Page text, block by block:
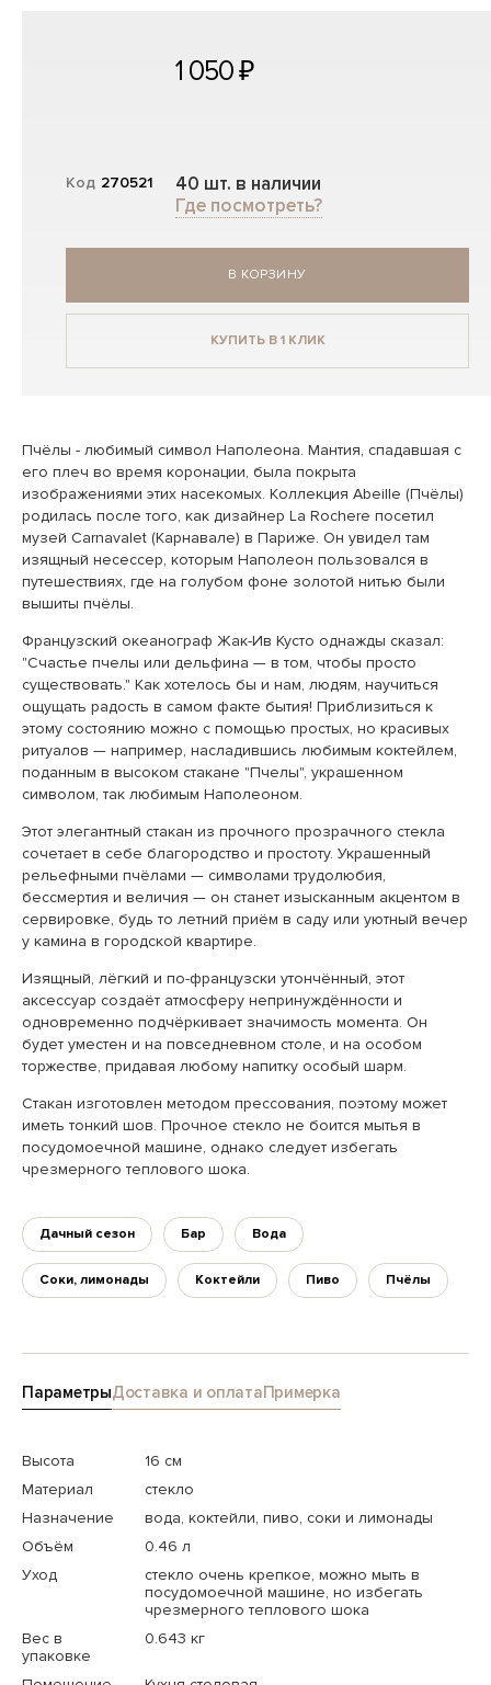
Код 270521
1 050 ₽
40 шт. в наличии
Где посмотреть?
В КОРЗИНУ
КУПИТЬ В 1 КЛИК
Пчёлы - любимый символ Наполеона. Мантия, спадавшая с
его плеч во время коронации, была покрыта
изображениями этих насекомых. Коллекция Abeille (Пчёлы)
родилась после того, как дизайнер La Rochere посетил
музей Carnavalet (Карнавале) в Париже. Он увидел там
изящный несессер, которым Наполеон пользовался в
путешествиях, где на голубом фоне золотой нитью были
вышиты пчёлы.
Французский океанограф Жак-Ив Кусто однажды сказал:
"Счастье пчелы или дельфина — в том, чтобы просто
существовать." Как хотелось бы и нам, людям, научиться
ощущать радость в самом факте бытия! Приблизиться к
этому состоянию можно с помощью простых, но красивых
ритуалов — например, насладившись любимым коктейлем,
поданным в высоком стакане "Пчелы", украшенном
символом, так любимым Наполеоном.
Этот элегантный стакан из прочного прозрачного стекла
сочетает в себе благородство и простоту. Украшенный
рельефными пчёлами — символами трудолюбия,
бессмертия и величия — он станет изысканным акцентом в
сервировке, будь то летний приём в саду или уютный вечер
у камина в городской квартире.
Изящный, лёгкий и по-французски утончённый, этот
аксессуар создаёт атмосферу непринуждённости и
одновременно подчёркивает значимость момента. Он
будет уместен и на повседневном столе, и на особом
торжестве, придавая любому напитку особый шарм.
Стакан изготовлен методом прессования, поэтому может
иметь тонкий шов. Прочное стекло не боится мытья в
посудомоечной машине, однако следует избегать
чрезмерного теплового шока.
Дачный сезон Бар Вода
Соки, лимонады Коктейли Пиво Пчёлы
ПараметрыДоставка и оплатаПримерка
Высота
16 см
Материал
стекло
Назначение
вода, коктейли, пиво, соки и лимонады
Объём
0.46 л
Уход
стекло очень крепкое, можно мыть в
посудомоечной машине, но избегать
чрезмерного теплового шока
Вес в
упаковке
0.643 кг